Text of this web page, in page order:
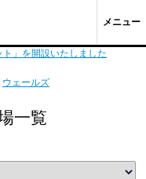
メニュー
」を開設いたしました
ウェールズ
一覧